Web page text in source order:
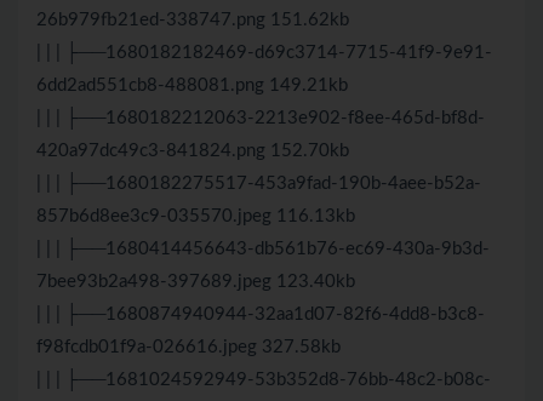
26b979fb21ed-338747.png 151.62kb
| | | ├──1680182182469-d69c3714-7715-41f9-9e91-
6dd2ad551cb8-488081.png 149.21kb
| | | ├──1680182212063-2213e902-f8ee-465d-bf8d-
420a97dc49c3-841824.png 152.70kb
| | | ├──1680182275517-453a9fad-190b-4aee-b52a-
857b6d8ee3c9-035570.jpeg 116.13kb
| | | ├──1680414456643-db561b76-ec69-430a-9b3d-
7bee93b2a498-397689.jpeg 123.40kb
| | | ├──1680874940944-32aa1d07-82f6-4dd8-b3c8-
f98fcdb01f9a-026616.jpeg 327.58kb
| | | ├──1681024592949-53b352d8-76bb-48c2-b08c-